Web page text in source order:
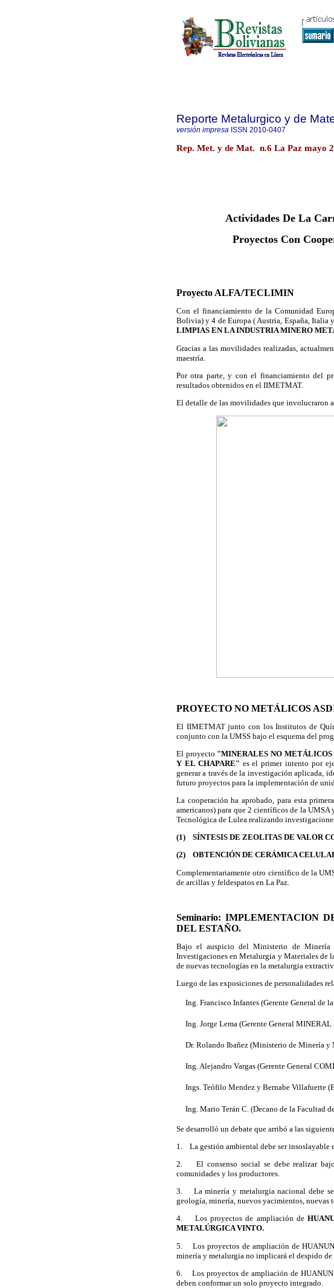
Reporte Metalurgico y de
versión impresa ISSN 2010-0407
Rep. Met. y de Mat. n.6 La Paz mayo
Actividades De La
Proyectos Con
Proyecto ALFA/TECLIMIN
Con el financiamiento de la Comunidad
Bolivia) y 4 de Europa ( Austria, España, Italia
LIMPIAS EN LA INDUSTRIA MINERO
Gracias a las movilidades realizadas,
maestría.
Por otra parte, y con el financiamiento del
resultados obtenidos en el IIMETMAT.
El detalle de las movilidades que involucraron
PROYECTO NO METÁLICOS
El IIMETMAT junto con los Institutos de
conjunto con la UMSS bajo el esquema del
El proyecto "MINERALES NO METÁLICOS
Y EL CHAPARE" es el primer intento por
generar a través de la investigación aplicada,
futuro proyectos para la implementación de
La cooperación ha aprobado, para esta
americanos) para que 2 científicos de la
Tecnológica de Lulea realizando
(1)
SÍNTESIS DE ZEOLITAS DE VALOR
(2)
OBTENCIÓN DE CERÁMICA
Complementariamente otro científico de la
de arcillas y feldespatos en La Paz.
Seminario: IMPLEMENTACION
DEL ESTAÑO.
Bajo el auspicio del Ministerio de
Investigaciones en Metalurgia y Materiales de
de nuevas tecnologías en la metalurgia
Luego de las exposiciones de personalidades
 Ing. Francisco Infantes (Gerente General de
 Ing. Jorge Lema (Gerente General MINERAL
 Dr. Rolando Ibañez (Ministerio de Minería y
 Ing. Alejandro Vargas (Gerente General
 Ings. Teófilo Mendez y Bernabe Villafuerte
 Ing. Mario Terán C. (Decano de la Facultad
Se desarrolló un debate que arribó a las
1. La gestión ambiental debe ser insoslayable
2. El consenso social se debe realizar
comunidades y los productores.
3. La minería y metalurgia nacional debe
geología, minería, nuevos yacimientos,
4. Los proyectos de ampliación de
METALÚRGICA VINTO.
5. Los proyectos de ampliación de
minería y metalurgia no implicará el despido de
6. Los proyectos de ampliación de
deben conformar un solo proyecto integrado.